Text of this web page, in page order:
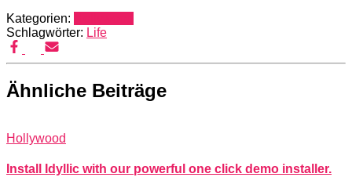
Kategorien:
Schlagwörter: Life
Ähnliche Beiträge
Hollywood
Install Idyllic with our powerful one click demo installer.